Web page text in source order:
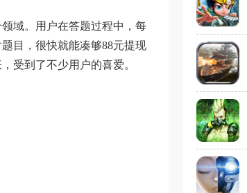
域。用户在答题过程中，每
目，很快就能凑够88元提现
受到了不少用户的喜爱。